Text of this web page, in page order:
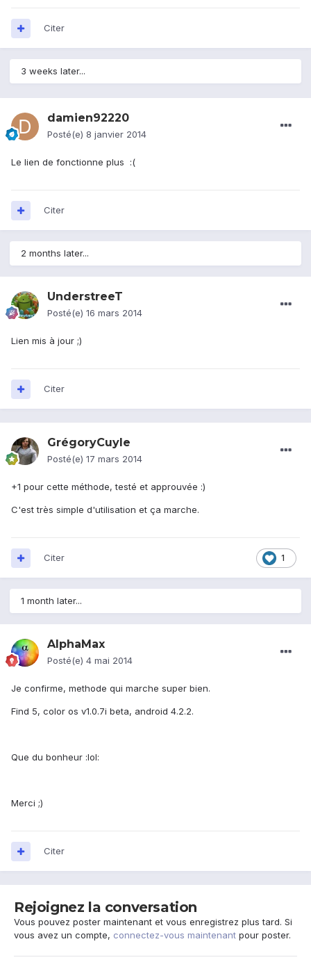
Citer
3 weeks later...
damien92220
Posté(e) 8 janvier 2014
Le lien de fonctionne plus :(
Citer
2 months later...
UnderstreeT
Posté(e) 16 mars 2014
Lien mis à jour ;)
Citer
GrégoryCuyle
Posté(e) 17 mars 2014
+1 pour cette méthode, testé et approuvée :)
C'est très simple d'utilisation et ça marche.
1
Citer
1 month later...
AlphaMax
Posté(e) 4 mai 2014
Je confirme, methode qui marche super bien.
Find 5, color os v1.0.7i beta, android 4.2.2.
Que du bonheur :lol:
Merci ;)
Citer
Rejoignez la conversation
Vous pouvez poster maintenant et vous enregistrez plus tard. Si
vous avez un compte, connectez-vous maintenant pour poster.